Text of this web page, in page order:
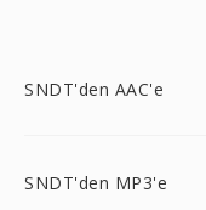
SNDT'den AAC'e
SNDT'den MP3'e